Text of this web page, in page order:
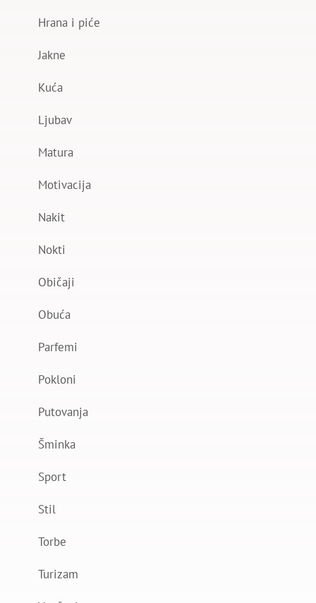
Hrana i piće
Jakne
Kuća
Ljubav
Matura
Motivacija
Nakit
Nokti
Običaji
Obuća
Parfemi
Pokloni
Putovanja
Šminka
Sport
Stil
Torbe
Turizam